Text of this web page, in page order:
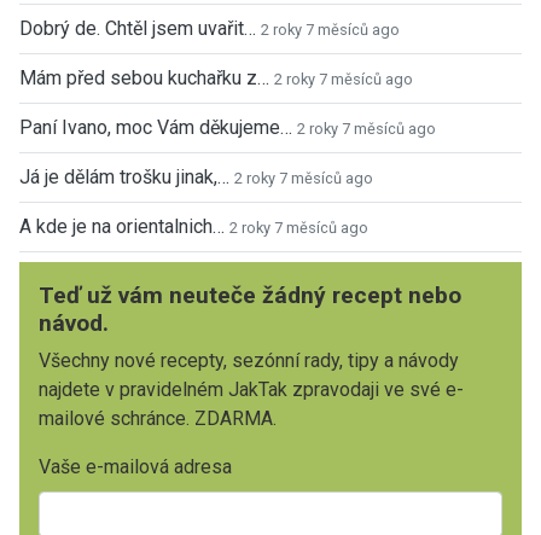
Dobrý de. Chtěl jsem uvařit… 2 roky 7 měsíců ago
Mám před sebou kuchařku z… 2 roky 7 měsíců ago
Paní Ivano, moc Vám děkujeme… 2 roky 7 měsíců ago
Já je dělám trošku jinak,… 2 roky 7 měsíců ago
A kde je na orientalnich… 2 roky 7 měsíců ago
Teď už vám neuteče žádný recept nebo
návod.
Všechny nové recepty, sezónní rady, tipy a návody
najdete v pravidelném JakTak zpravodaji ve své e-
mailové schránce. ZDARMA.
Vaše e-mailová adresa